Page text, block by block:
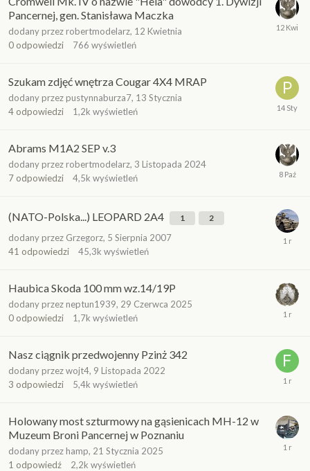
Pancernej, gen. Stanisława Maczka
dodany przez robertmodelarz, 12 Kwietnia
0 odpowiedzi 766 wyświetleń
Szukam zdjęć wnętrza Cougar 4X4 MRAP
dodany przez pustynnaburza7, 13 Stycznia
4 odpowiedzi 1,2k wyświetleń
Abrams M1A2 SEP v.3
dodany przez robertmodelarz, 3 Listopada 2024
7 odpowiedzi 4,5k wyświetleń
(NATO-Polska...) LEOPARD 2A4 1 2
dodany przez Grzegorz, 5 Sierpnia 2007
41 odpowiedzi 45,3k wyświetleń
Haubica Skoda 100 mm wz.14/19P
dodany przez neptun1939, 29 Czerwca 2025
0 odpowiedzi 1,7k wyświetleń
Nasz ciągnik przedwojenny Pzinż 342
dodany przezwojt4, 9 Listopada 2022
3 odpowiedzi 5,4k wyświetleń
Holowany most szturmowy na gąsienicach MH-12 w
Muzeum Broni Pancernej w Poznaniu
dodany przez hamp, 21 Stycznia 2025
1 odpowiedź 2,2k wyświetleń